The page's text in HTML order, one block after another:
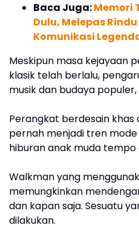
Baca Juga:Memori
Dulu, Melepas
Komunikasi
Meskipun masa kejayaan
klasik telah berlalu,
musik dan budaya
Perangkat berdesain khas
pernah menjadi tren
hiburan anak muda tempo
Walkman yang
memungkinkan
dan kapan saja. Sesuatu
dilakukan.